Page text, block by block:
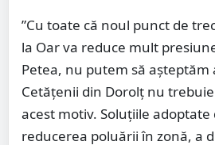
”Cu toate că noul punct de
la Oar va reduce mult
Petea, nu putem să așteptăm
Cetățenii din Dorolț nu
acest motiv. Soluțiile adoptate
reducerea poluării în zonă, a